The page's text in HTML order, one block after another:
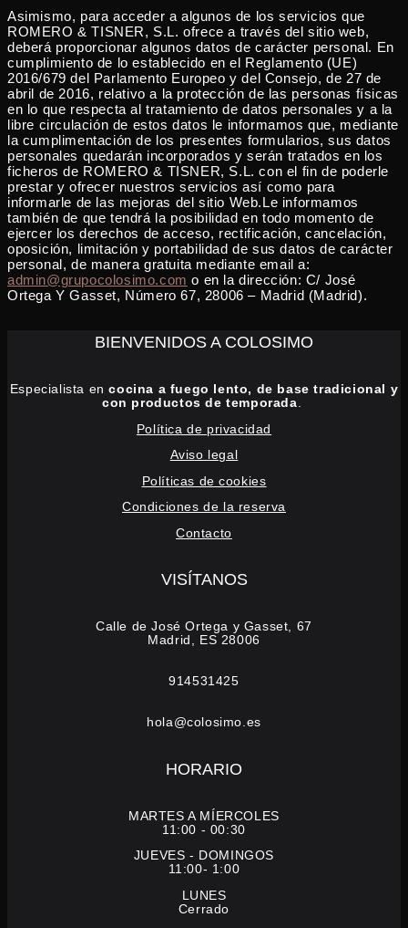
Asimismo, para acceder a algunos de los servicios que
ROMERO & TISNER, S.L. ofrece a través del sitio web,
deberá proporcionar algunos datos de carácter personal. En
cumplimiento de lo establecido en el Reglamento (UE)
2016/679 del Parlamento Europeo y del Consejo, de 27 de
abril de 2016, relativo a la protección de las personas físicas
en lo que respecta al tratamiento de datos personales y a la
libre circulación de estos datos le informamos que, mediante
la cumplimentación de los presentes formularios, sus datos
personales quedarán incorporados y serán tratados en los
ficheros de ROMERO & TISNER, S.L. con el fin de poderle
prestar y ofrecer nuestros servicios así como para
informarle de las mejoras del sitio Web.Le informamos
también de que tendrá la posibilidad en todo momento de
ejercer los derechos de acceso, rectificación, cancelación,
oposición, limitación y portabilidad de sus datos de carácter
personal, de manera gratuita mediante email a:
admin@grupocolosimo.com o en la dirección: C/ José
Ortega Y Gasset, Número 67, 28006 – Madrid (Madrid).
BIENVENIDOS A COLOSIMO
Especialista encocina a fuego lento, de base tradicional y
con productos de temporada.
Política de privacidad
Aviso legal
Políticas de cookies
Condiciones de la reserva
Contacto
VISÍTANOS
Calle de José Ortega y Gasset, 67
Madrid, ES 28006
914531425
hola@colosimo.es
HORARIO
MARTES A MÍERCOLES
11:00 - 00:30
JUEVES - DOMINGOS
11:00- 1:00
LUNES
Cerrado